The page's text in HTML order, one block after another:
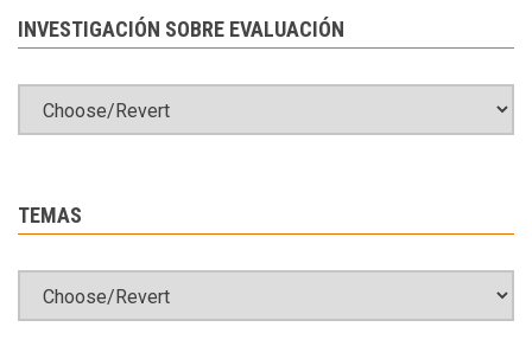
INVESTIGACIÓN SOBRE EVALUACIÓN
TEMAS